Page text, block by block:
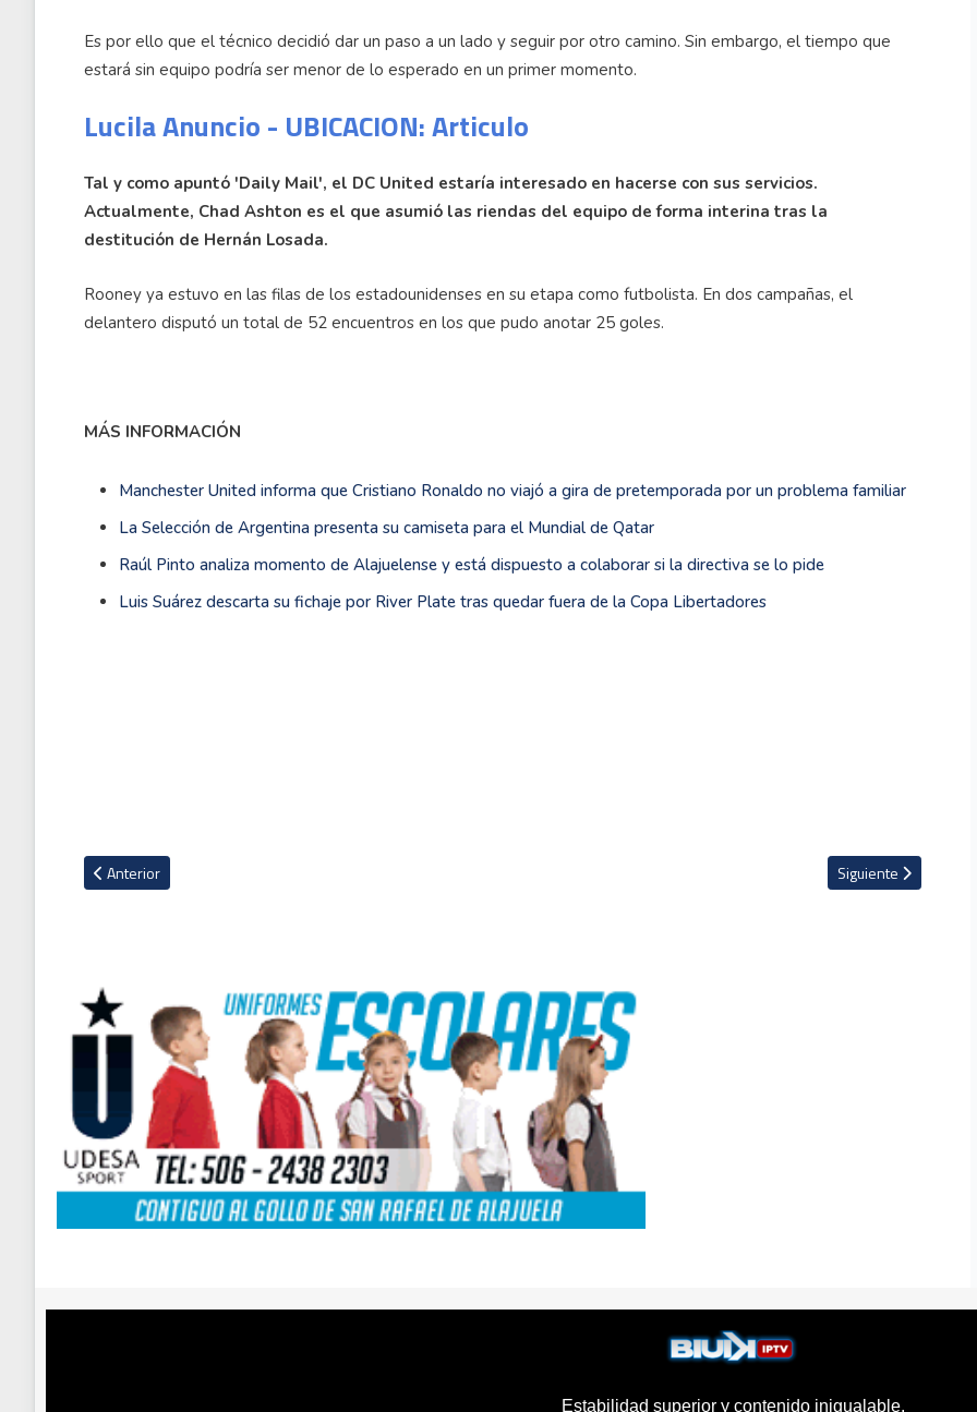
Es por ello que el técnico decidió dar un paso a un lado y seguir por otro camino. Sin embargo, el tiempo que
estará sin equipo podría ser menor de lo esperado en un primer momento.
Lucila Anuncio - UBICACION: Articulo
Tal y como apuntó 'Daily Mail', el DC United estaría interesado en hacerse con sus servicios.
Actualmente, Chad Ashton es el que asumió las riendas del equipo de forma interina tras la
destitución de Hernán Losada.
Rooney ya estuvo en las filas de los estadounidenses en su etapa como futbolista. En dos campañas, el
delantero disputó un total de 52 encuentros en los que pudo anotar 25 goles.
MÁS INFORMACIÓN
Manchester United informa que Cristiano Ronaldo no viajó a gira de pretemporada por un problema familiar
La Selección de Argentina presenta su camiseta para el Mundial de Qatar
Raúl Pinto analiza momento de Alajuelense y está dispuesto a colaborar si la directiva se lo pide
Luis Suárez descarta su fichaje por River Plate tras quedar fuera de la Copa Libertadores
Artículo anterior: Equipo de la Liga francesa contrató a un árbitro recién retirado
Anterior Artículo siguiente: La
Siguiente
Estabilidad superior y contenido inigualable.